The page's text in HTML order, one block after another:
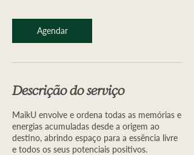
Agendar
Descrição do serviço
MaikU envolve e ordena todas as memórias e
energias acumuladas desde a origem ao
destino, abrindo espaço para a essência livre
e todos os seus potenciais positivos.